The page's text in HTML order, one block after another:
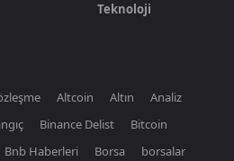
Teknoloji
Altcoin Altın
Analiz
Binance Delist
Bitcoin
Bnb Haberleri Borsa
borsalar